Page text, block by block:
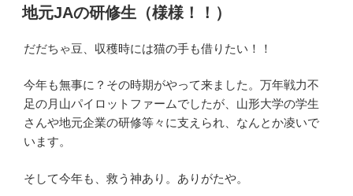
稿
日:
地元JAの研修生（様様！！）
だだちゃ豆、収穫時には猫の手も借りたい！！
今年も無事に？その時期がやって来ました。万年戦力不
足の月山パイロットファームでしたが、山形大学の学生
さんや地元企業の研修等々に支えられ、なんとか凌いで
います。
そして今年も、救う神あり。ありがたや。